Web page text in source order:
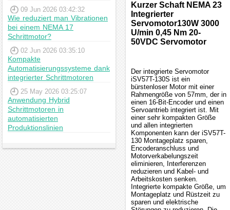
09 Jun 2026 03:42:32
Wie reduziert man Vibrationen
bei einem NEMA 17
Schrittmotor?
02 Jun 2026 03:35:10
Kompakte
Automatisierungssysteme dank
integrierter Schrittmotoren
25 May 2026 03:25:07
Anwendung Hybrid
Schrittmotoren in
automatisierten
Produktionslinien
Kurzer Schaft NEMA 23
Integrierter
Servomotor130W 3000
U/min 0,45 Nm 20-
50VDC Servomotor
Der integrierte Servomotor
iSV57T-130S ist ein
bürstenloser Motor mit einer
Rahmengröße von 57mm, der in
einen 16-Bit-Encoder und einen
Servoantrieb integriert ist. Mit
einer sehr kompakten Größe
und allen integrierten
Komponenten kann der iSV57T-
130 Montageplatz sparen,
Encoderanschluss und
Motorverkabelungszeit
eliminieren, Interferenzen
reduzieren und Kabel- und
Arbeitskosten senken.
Integrierte kompakte Größe, um
Montageplatz und Rüstzeit zu
sparen und elektrische